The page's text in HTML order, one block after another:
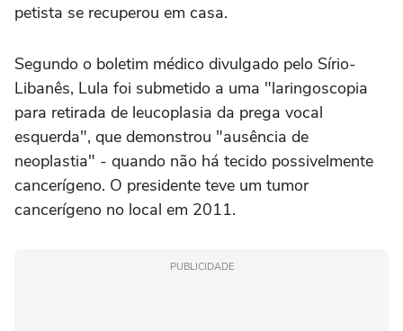
petista se recuperou em casa.
Segundo o boletim médico divulgado pelo Sírio-
Libanês, Lula foi submetido a uma "laringoscopia
para retirada de leucoplasia da prega vocal
esquerda", que demonstrou "ausência de
neoplastia" - quando não há tecido possivelmente
cancerígeno. O presidente teve um tumor
cancerígeno no local em 2011.
PUBLICIDADE